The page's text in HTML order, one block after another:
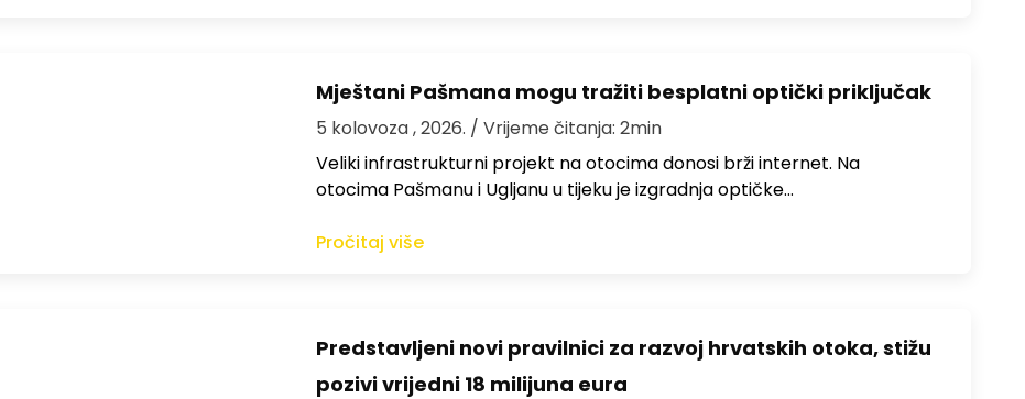
Mještani Pašmana mogu tražiti besplatni optički priključak
5 kolovoza , 2026. / Vrijeme čitanja: 2min
Veliki infrastrukturni projekt na otocima donosi brži internet. Na
otocima Pašmanu i Ugljanu u tijeku je izgradnja optičke…
Pročitaj više
Predstavljeni novi pravilnici za razvoj hrvatskih otoka, stižu
pozivi vrijedni 18 milijuna eura